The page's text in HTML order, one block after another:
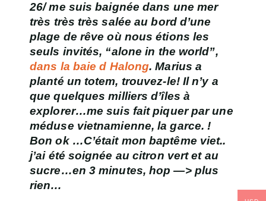
26/ me suis baignée dans une mer
très très très salée au bord d’une
plage de rêve où nous étions les
seuls invités, “alone in the world”,
dans la baie d Halong. Marius a
planté un totem, trouvez-le! Il n’y a
que quelques milliers d’îles à
explorer…me suis fait piquer par une
méduse vietnamienne, la garce. !
Bon ok …C’était mon baptême viet..
j’ai été soignée au citron vert et au
sucre…en 3 minutes, hop —> plus
rien…